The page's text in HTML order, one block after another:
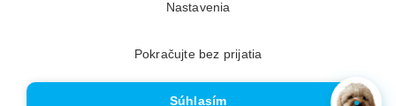
Nastavenia
Pokračujte bez prijatia
Súhlasím